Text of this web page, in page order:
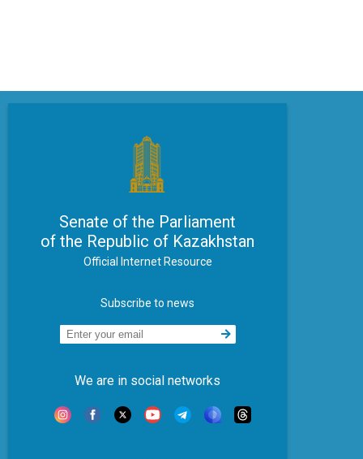
Senate of the Parliament
of the Republic of Kazakhstan
Official Internet Resource
Subscribe to news
We are in social networks